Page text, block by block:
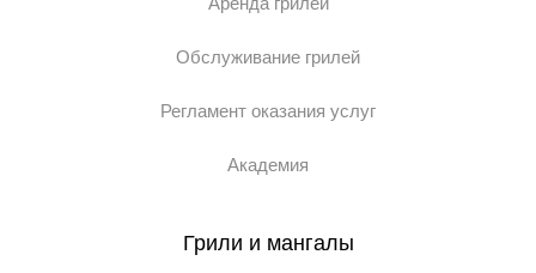
Обслуживание грилей
Регламент оказания услуг
Академия
Грили и мангалы